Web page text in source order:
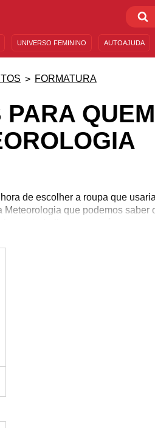
UNIVERSO FEMININO AUTOAJUDA
FORMATURA
QUEM
de escolher a roupa que usaria
Meteorologia que podemos saber
que trabalham nessa área se
para quem vai se formar em
Deixe esse dia ainda mais